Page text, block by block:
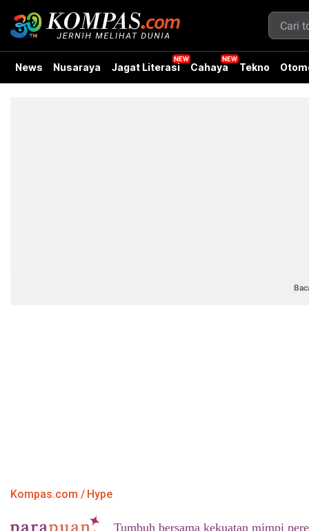
News Nusaraya Jagat Literasi Cahaya Tekno
Kompas.com Hype
Tumbuh bersama kekuatan mimpi